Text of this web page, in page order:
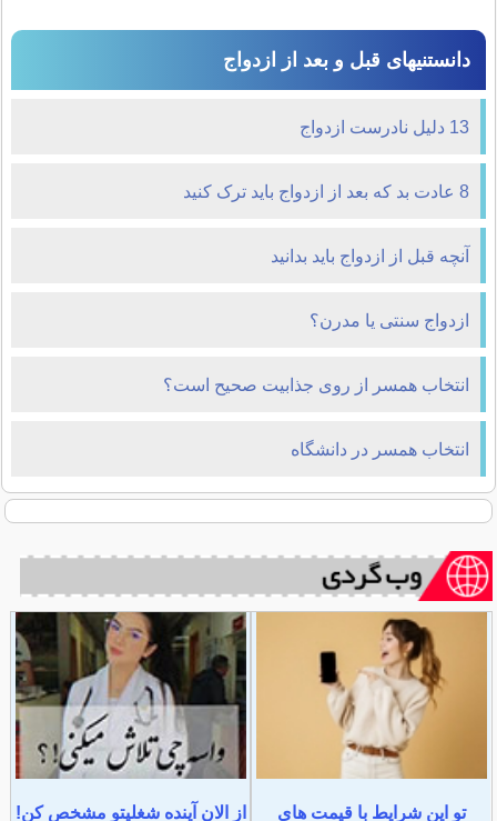
دانستنیهای قبل و بعد از ازدواج
13 دلیل نادرست ازدواج
8 عادت بد که بعد از ازدواج باید ترک کنید
آنچه قبل از ازدواج باید بدانید
ازدواج سنتی یا مدرن؟
انتخاب همسر از روی جذابیت صحیح است؟
انتخاب همسر در دانشگاه
تو این شرایط با قیمت های
از الان آینده شغلیتو مشخص کن!